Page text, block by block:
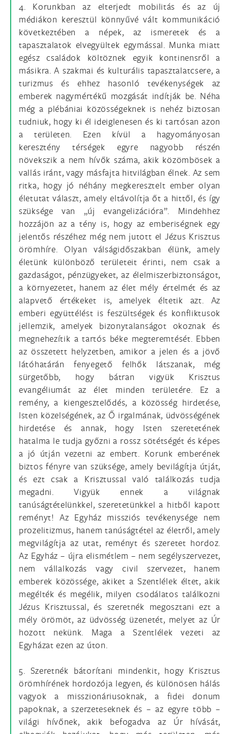
4. Korunkban az elterjedt mobilitás és az új
médiákon keresztül könnyűvé vált kommunikáció
következtében a népek, az ismeretek és a
tapasztalatok elvegyültek egymással. Munka miatt
egész családok költöznek egyik kontinensről a
másikra. A szakmai és kulturális tapasztalatcsere, a
turizmus és ehhez hasonló tevékenységek az
emberek nagymértékű mozgását indítják be. Néha
még a plébániai közösségeknek is nehéz biztosan
tudniuk, hogy ki él ideiglenesen és ki tartósan azon
a területen. Ezen kívül a hagyományosan
keresztény térségek egyre nagyobb részén
növekszik a nem hívők száma, akik közömbösek a
vallás iránt, vagy másfajta hitvilágban élnek. Az sem
ritka, hogy jó néhány megkeresztelt ember olyan
életutat választ, amely eltávolítja őt a hittől, és így
szüksége van „új evangelizációra”. Mindehhez
hozzájön az a tény is, hogy az emberiségnek egy
jelentős részéhez még nem jutott el Jézus Krisztus
örömhíre. Olyan válságidőszakban élünk, amely
életünk különböző területeit érinti, nem csak a
gazdaságot, pénzügyeket, az élelmiszerbiztonságot,
a környezetet, hanem az élet mély értelmét és az
alapvető értékeket is, amelyek éltetik azt. Az
emberi együttélést is feszültségek és konfliktusok
jellemzik, amelyek bizonytalanságot okoznak és
megnehezítik a tartós béke megteremtését. Ebben
az összetett helyzetben, amikor a jelen és a jövő
látóhatárán fenyegető felhők látszanak, még
sürgetőbb, hogy bátran vigyük Krisztus
evangéliumát az élet minden területére. Ez a
remény, a kiengesztelődés, a közösség hirdetése,
Isten közelségének, az Ő irgalmának, üdvösségének
hirdetése és annak, hogy Isten szeretetének
hatalma le tudja győzni a rossz sötétségét és képes
a jó útján vezetni az embert. Korunk emberének
biztos fényre van szüksége, amely bevilágítja útját,
és ezt csak a Krisztussal való találkozás tudja
megadni. Vigyük ennek a világnak
tanúságtételünkkel, szeretetünkkel a hitből kapott
reményt! Az Egyház missziós tevékenysége nem
prozelitizmus, hanem tanúságtétel az életről, amely
megvilágítja az utat, reményt és szeretet hordoz.
Az Egyház – újra elismétlem – nem segélyszervezet,
nem vállalkozás vagy civil szervezet, hanem
emberek közössége, akiket a Szentlélek éltet, akik
megélték és megélik, milyen csodálatos találkozni
Jézus Krisztussal, és szeretnék megosztani ezt a
mély örömöt, az üdvösség üzenetét, melyet az Úr
hozott nekünk. Maga a Szentlélek vezeti az
Egyházat ezen az úton.
5. Szeretnék bátorítani mindenkit, hogy Krisztus
örömhírének hordozója legyen, és különösen hálás
vagyok a misszionáriusoknak, a fidei donum
papoknak, a szerzeteseknek és – az egyre több –
világi hívőnek, akik befogadva az Úr hívását,